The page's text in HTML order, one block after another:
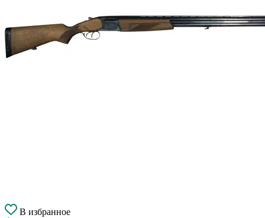
В избранное